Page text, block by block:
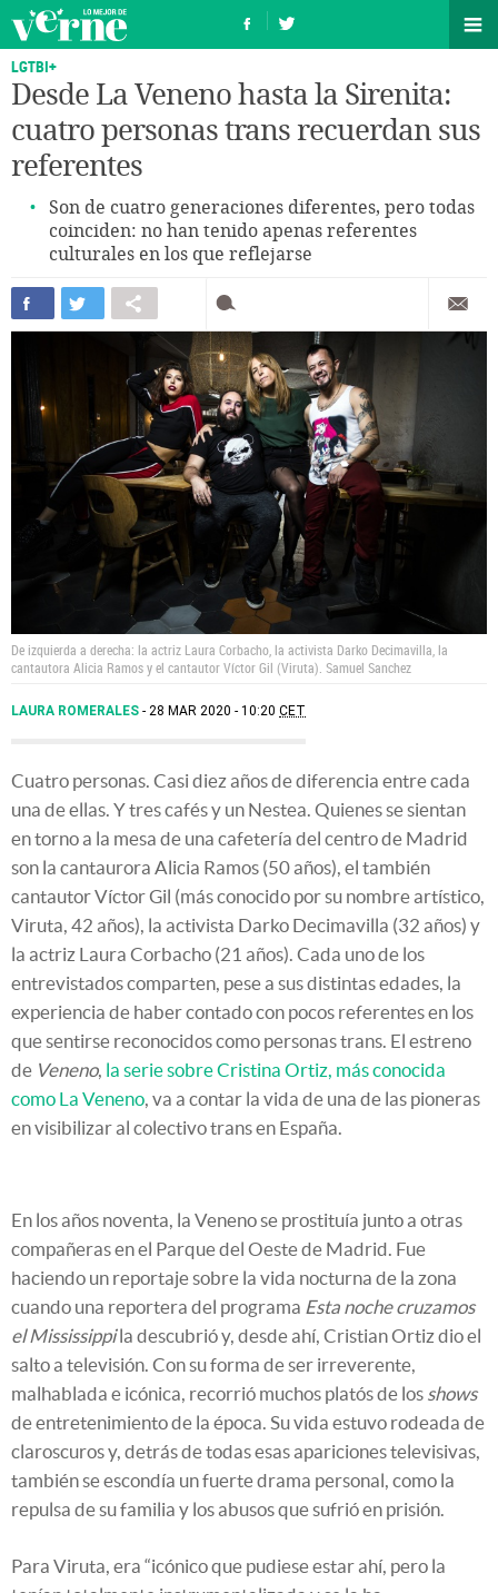
LGTBI+
Desde La Veneno hasta la Sirenita:
cuatro personas trans recuerdan sus
referentes
Son de cuatro generaciones diferentes, pero todas
coinciden: no han tenido apenas referentes
culturales en los que reflejarse
De izquierda a derecha: la actriz Laura Corbacho, la activista Darko Decimavilla, la
cantautora Alicia Ramos y el cantautor Víctor Gil (Viruta). Samuel Sanchez
LAURA ROMERALES 28 MAR 2020 - 10:20 CET
Cuatro personas. Casi diez años de diferencia entre cada
una de ellas. Y tres cafés y un Nestea. Quienes se sientan
en torno a la mesa de una cafetería del centro de Madrid
son la cantaurora Alicia Ramos (50 años), el también
cantautor Víctor Gil (más conocido por su nombre artístico,
Viruta, 42 años), la activista Darko Decimavilla (32 años) y
la actriz Laura Corbacho (21 años). Cada uno de los
entrevistados comparten, pese a sus distintas edades, la
experiencia de haber contado con pocos referentes en los
que sentirse reconocidos como personas trans. El estreno
de Veneno, la serie sobre Cristina Ortiz, más conocida
como La Veneno, va a contar la vida de una de las pioneras
en visibilizar al colectivo trans en España.
En los años noventa, la Veneno se prostituía junto a otras
compañeras en el Parque del Oeste de Madrid. Fue
haciendo un reportaje sobre la vida nocturna de la zona
cuando una reportera del programa Esta noche cruzamos
el Mississippila descubrió y, desde ahí, Cristian Ortiz dio el
salto a televisión. Con su forma de ser irreverente,
malhablada e icónica, recorrió muchos platós de los shows
de entretenimiento de la época. Su vida estuvo rodeada de
claroscuros y, detrás de todas esas apariciones televisivas,
también se escondía un fuerte drama personal, como la
repulsa de su familia y los abusos que sufrió en prisión.
Para Viruta, era “icónico que pudiese estar ahí, pero la